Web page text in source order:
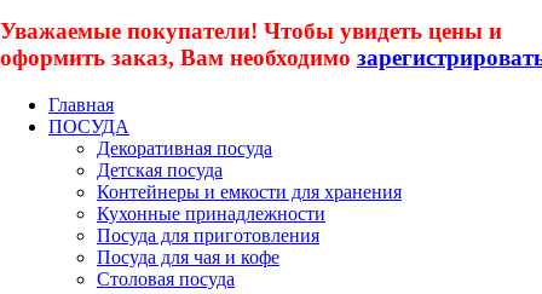
Уважаемые покупатели! Чтобы увидеть цены и
оформить заказ, Вам необходимо
Главная
ПОСУДА
Декоративная посуда
Детская посуда
Контейнеры и емкости для хранения
Кухонные принадлежности
Посуда для приготовления
Посуда для чая и кофе
Столовая посуда